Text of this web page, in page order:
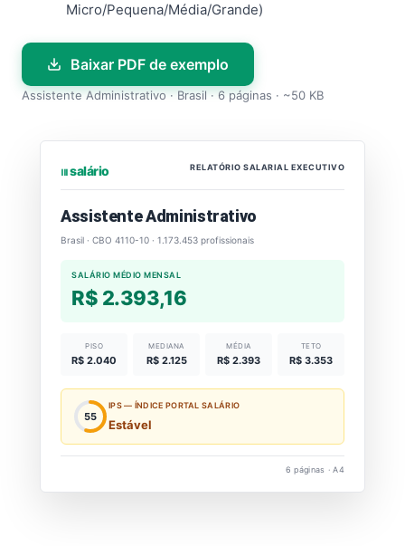
Micro/Pequena/Média/Grande)
Baixar PDF de exemplo
Assistente Administrativo · Brasil · 6 páginas · ~50 KB
⏐⏐⏐ salário RELATÓRIO SALARIAL EXECUTIVO
Assistente Administrativo
Brasil · CBO 4110-10 · 1.173.453 profissionais
SALÁRIO MÉDIO MENSAL
R$ 2.393,16
PISO
R$ 2.040
MEDIANA
R$ 2.125
MÉDIA
R$ 2.393
TETO
R$ 3.353
55
IPS — ÍNDICE PORTAL SALÁRIO
Estável
6 páginas · A4